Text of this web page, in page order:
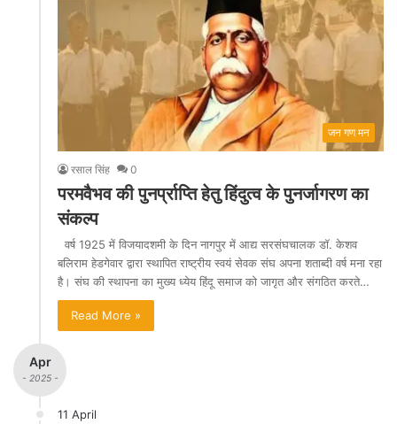
जन गण मन
रसाल सिंह 0
परमवैभव की पुनर्प्राप्ति हेतु हिंदुत्व के पुनर्जागरण का
संकल्प
वर्ष 1925 में विजयादशमी के दिन नागपुर में आद्य सरसंघचालक डॉ. केशव
बलिराम हेडगेवार द्वारा स्थापित राष्ट्रीय स्वयं सेवक संघ अपना शताब्दी वर्ष मना रहा
है। संघ की स्थापना का मुख्य ध्येय हिंदू समाज को जागृत और संगठित करते…
Read More »
Apr
- 2025 -
11 April